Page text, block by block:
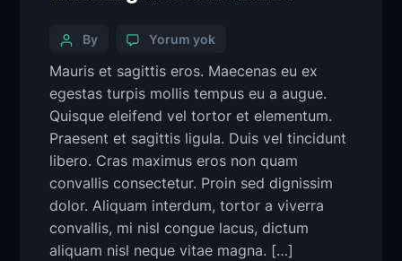
By Yorum yok
Mauris et sagittis eros. Maecenas eu ex
egestas turpis mollis tempus eu a augue.
Quisque eleifend vel tortor et elementum.
Praesent et sagittis ligula. Duis vel tincidunt
libero. Cras maximus eros non quam
convallis consectetur. Proin sed dignissim
dolor. Aliquam interdum, tortor a viverra
convallis, mi nisl congue lacus, dictum
aliquam nisl neque vitae magna. […]